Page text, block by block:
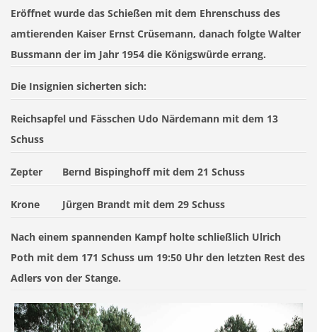
Eröffnet wurde das Schießen mit dem Ehrenschuss des
amtierenden Kaiser Ernst Crüsemann, danach folgte Walter
Bussmann der im Jahr 1954 die Königswürde errang.
Die Insignien sicherten sich:
Reichsapfel und Fässchen Udo Närdemann mit dem 13
Schuss
Zepter Bernd Bispinghoff mit dem 21 Schuss
Krone Jürgen Brandt mit dem 29 Schuss
Nach einem spannenden Kampf holte schließlich Ulrich
Poth mit dem 171 Schuss um 19:50 Uhr den letzten Rest des
Adlers von der Stange.